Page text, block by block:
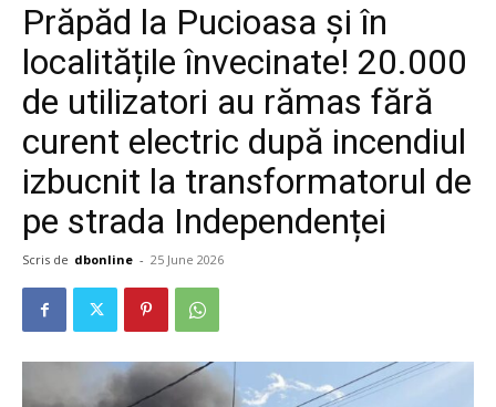
Prăpăd la Pucioasa și în
localitățile învecinate! 20.000
de utilizatori au rămas fără
curent electric după incendiul
izbucnit la transformatorul de
pe strada Independenței
Scris de dbonline - 25 June 2026